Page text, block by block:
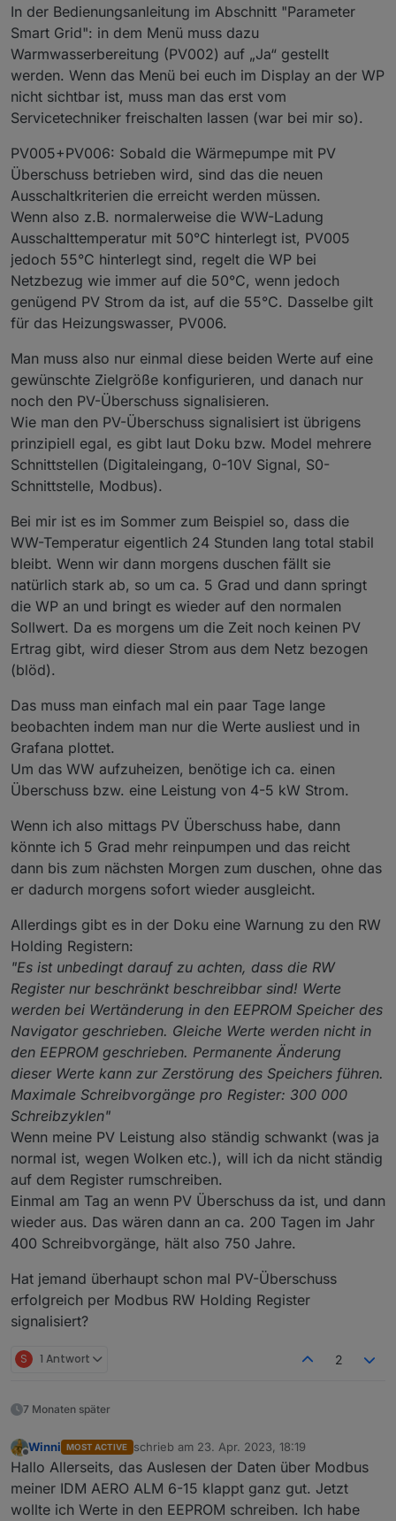
1504 Status Heizkreis Status Heizkreis
Status Heizkreis
1506 Status Heizkreis E Status
1507 Status Heizkreis F Status Heizkreis
1508 Status Heizkreis G Status Heizkreis G
1509 Status Verdichter 1 Status
1510 Status Verdichter 2 Status Verdichter
1512 Status Verdichter 4 Status Verdichter
1513 Status Ladepumpe Status Ladepumpe
1514 Status Wärmequellenpumpe Status
1515
Status Zwischenkreispumpe
Status
1517 Status ISC Rückkühlpumpe Status
1518 Anzahl laufende Verdichterstufen Heizen
1519 Anzahl laufende Verdichterstufen Kühlen
1520 Anzahl laufende Verdichterstufen Vorrang
1521 Betriebsart Kaskade
1523 Smart Grid Status Smart Grid
Status
1524 IDM Systemkühlung (ISC) Modus IDM
ma_de_812049_Modbus TCP_Navigator 1.0 und
1.7.pdf
1000
1002	Wärmepumpen
1004	HGL
1006
1008	Wärmepumpen
1010
1012
1014
1018	Heizkreis B
1020	Heizkreis C
1022	Heizkreis D
1024	Heizkreis E
1026	Heizkreis F
1028	Heizkreis G
1030	Heizkreis A
1032	Heizkreis B
1034	Heizkreis C
1036	Heizkreis D
1038	Heizkreis E
1042	Heizkreis G
1044
1046	Feuchtesensor
1048
1050
1052	Solar
1054	Solar
1056	Solar
1058	Solar
1062
1064	IDm Systemkühlung -
1066	IDM Systemkühlung -
1068	Wärmemenge
1070	Wärmemenge HGL-
1072	Wärmemenge
1074	Wärmemenge Solar
1076	Wärmemenge
1082	Wärmemenge
1084	Wärmemenge Solar
1086	Summe
1088	Betriebsstundenzähler
1500	Aktuelle
1501	Betriebsart
1502	Status
1503	Status Heizkreis A
1504	Status
1505	Status
1506	Status
1507	Status
1508	Status
1510	Status
1511	Status
1512	Status
1513	Status Ladepumpe
1515	Status
1516	Status ISC
1517	Status ISC
1518	Anzahl laufende
1519	Anzahl laufende
1520	Anzahl laufende
1521	Betriebsart
1522	Betriebsart
1523	Smart Grid
In der Bedienungsanleitung im Abschnitt "Parameter
Smart Grid": in dem Menü muss dazu
Warmwasserbereitung (PV002) auf „Ja“ gestellt
werden. Wenn das Menü bei euch im Display an der WP
nicht sichtbar ist, muss man das erst vom
Servicetechniker freischalten lassen (war bei mir so).
PV005+PV006: Sobald die Wärmepumpe mit PV
Überschuss betrieben wird, sind das die neuen
Ausschaltkriterien die erreicht werden müssen.
Wenn also z.B. normalerweise die WW-Ladung
Ausschalttemperatur mit 50°C hinterlegt ist, PV005
jedoch 55°C hinterlegt sind, regelt die WP bei
Netzbezug wie immer auf die 50°C, wenn jedoch
genügend PV Strom da ist, auf die 55°C. Dasselbe gilt
für das Heizungswasser, PV006.
Man muss also nur einmal diese beiden Werte auf eine
gewünschte Zielgröße konfigurieren, und danach nur
noch den PV-Überschuss signalisieren.
Wie man den PV-Überschuss signalisiert ist übrigens
prinzipiell egal, es gibt laut Doku bzw. Model mehrere
Schnittstellen (Digitaleingang, 0-10V Signal, S0-
Schnittstelle, Modbus).
Bei mir ist es im Sommer zum Beispiel so, dass die
WW-Temperatur eigentlich 24 Stunden lang total stabil
bleibt. Wenn wir dann morgens duschen fällt sie
natürlich stark ab, so um ca. 5 Grad und dann springt
die WP an und bringt es wieder auf den normalen
Sollwert. Da es morgens um die Zeit noch keinen PV
Ertrag gibt, wird dieser Strom aus dem Netz bezogen
(blöd).
Das muss man einfach mal ein paar Tage lange
beobachten indem man nur die Werte ausliest und in
Grafana plottet.
Um das WW aufzuheizen, benötige ich ca. einen
Überschuss bzw. eine Leistung von 4-5 kW Strom.
Wenn ich also mittags PV Überschuss habe, dann
könnte ich 5 Grad mehr reinpumpen und das reicht
dann bis zum nächsten Morgen zum duschen, ohne das
er dadurch morgens sofort wieder ausgleicht.
Allerdings gibt es in der Doku eine Warnung zu den RW
Holding Registern:
"Es ist unbedingt darauf zu achten, dass die RW
Register nur beschränkt beschreibbar sind! Werte
werden bei Wertänderung in den EEPROM Speicher des
Navigator geschrieben. Gleiche Werte werden nicht in
den EEPROM geschrieben. Permanente Änderung
dieser Werte kann zur Zerstörung des Speichers führen.
Maximale Schreibvorgänge pro Register: 300 000
Schreibzyklen"
Wenn meine PV Leistung also ständig schwankt (was ja
normal ist, wegen Wolken etc.), will ich da nicht ständig
auf dem Register rumschreiben.
Einmal am Tag an wenn PV Überschuss da ist, und dann
wieder aus. Das wären dann an ca. 200 Tagen im Jahr
400 Schreibvorgänge, hält also 750 Jahre.
Hat jemand überhaupt schon mal PV-Überschuss
erfolgreich per Modbus RW Holding Register
signalisiert?
S 1 Antwort 2
7 Monaten später
Offline
Winni MOST ACTIVE schrieb am 23. Apr. 2023, 18:19
zuletzt editiert von
Hallo Allerseits, das Auslesen der Daten über Modbus
meiner IDM AERO ALM 6-15 klappt ganz gut. Jetzt
wollte ich Werte in den EEPROM schreiben. Ich habe